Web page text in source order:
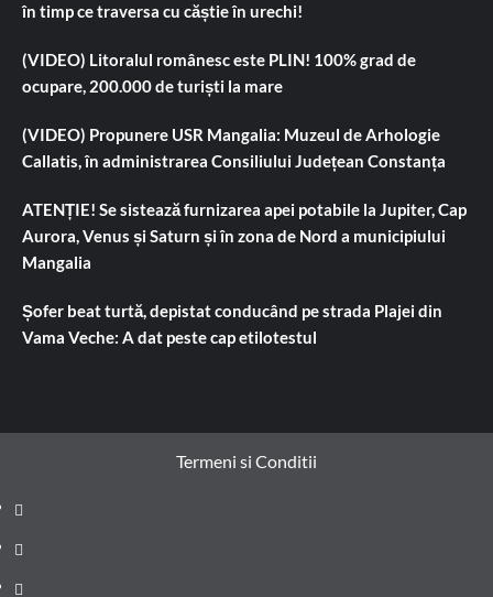
în timp ce traversa cu căștie în urechi!
(VIDEO) Litoralul românesc este PLIN! 100% grad de
ocupare, 200.000 de turiști la mare
(VIDEO) Propunere USR Mangalia: Muzeul de Arhologie
Callatis, în administrarea Consiliului Județean Constanța
ATENȚIE! Se sistează furnizarea apei potabile la Jupiter, Cap
Aurora, Venus și Saturn și în zona de Nord a municipiului
Mangalia
Șofer beat turtă, depistat conducând pe strada Plajei din
Vama Veche: A dat peste cap etilotestul
Termeni si Conditii
Prima
pagină
Știri
de
Administrație